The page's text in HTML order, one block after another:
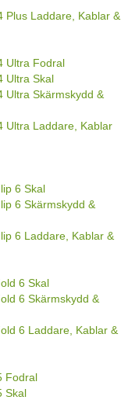
Plus Laddare, Kablar &
Ultra Fodral
Ultra Skal
Ultra Skärmskydd &
Ultra Laddare, Kablar
6 Skal
6 Skärmskydd &
6 Laddare, Kablar &
6 Skal
6 Skärmskydd &
6 Laddare, Kablar &
Fodral
Skal